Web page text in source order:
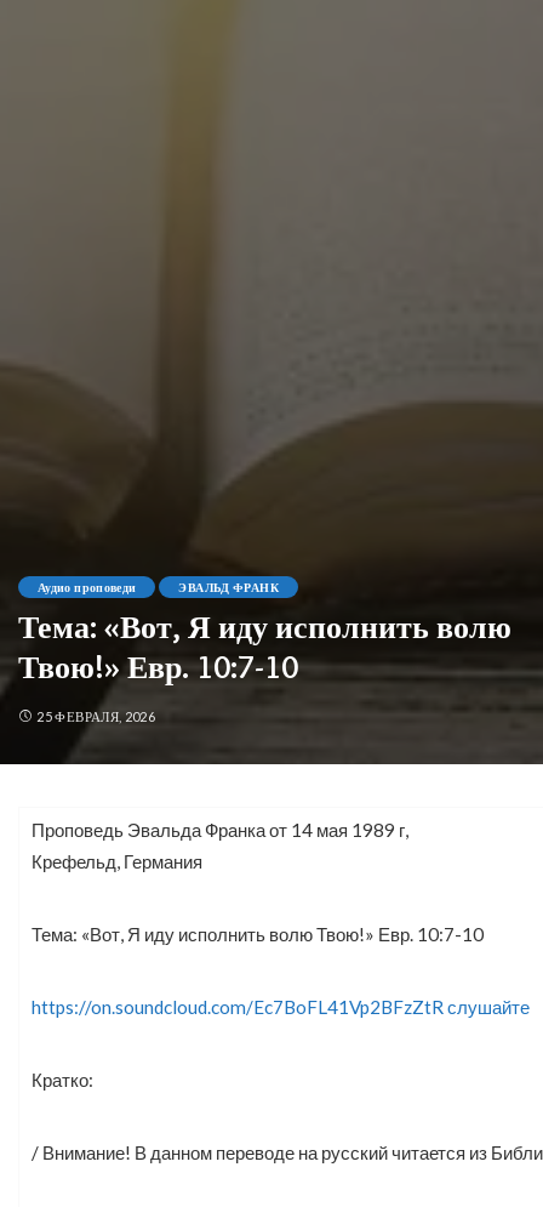
Аудио проповеди ЭВАЛЬД ФРАНК
Тема: «Вот, Я иду исполнить волю
Твою!» Евр. 10:7-10
25 ФЕВРАЛЯ, 2026
Проповедь Эвальда Франка от 14 мая 1989 г,
Крефельд, Германия
Тема: «Вот, Я иду исполнить волю Твою!» Евр. 10:7-10
https://on.soundcloud.com/Ec7BoFL41Vp2BFzZtR слушайте
Кратко:
/ Внимание! В данном переводе на русский читается из